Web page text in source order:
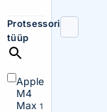
Protsessori
tüüp
Apple
M4
Max 1